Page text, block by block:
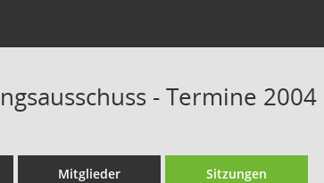
- Termine 2004
Mitglieder Sitzungen